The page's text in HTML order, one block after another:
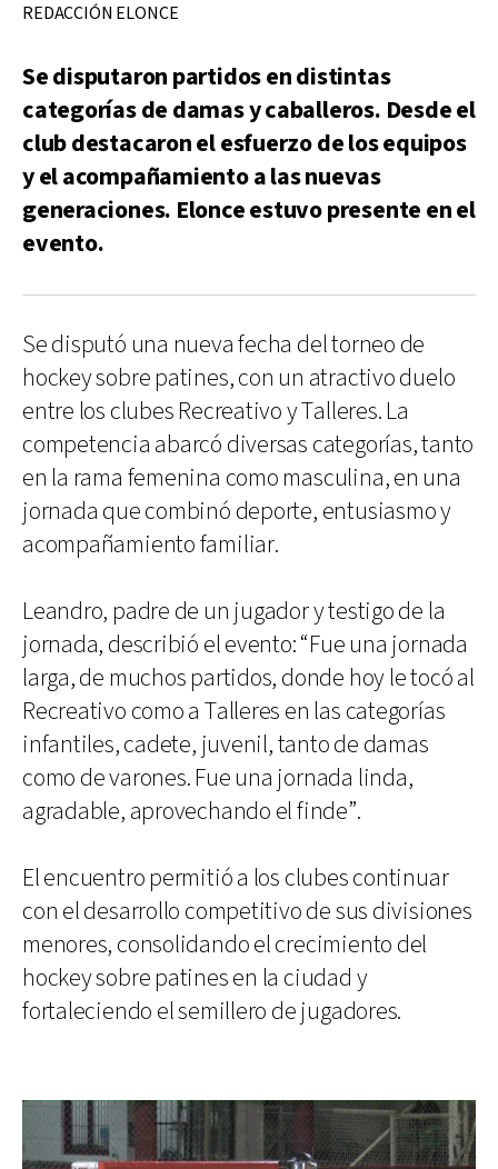
REDACCIÓN ELONCE
Se disputaron partidos en distintas
categorías de damas y caballeros. Desde el
club destacaron el esfuerzo de los equipos
y el acompañamiento a las nuevas
generaciones. Elonce estuvo presente en el
evento.
Se disputó una nueva fecha del torneo de
hockey sobre patines, con un atractivo duelo
entre los clubes Recreativo y Talleres. La
competencia abarcó diversas categorías, tanto
en la rama femenina como masculina, en una
jornada que combinó deporte, entusiasmo y
acompañamiento familiar.
Leandro, padre de un jugador y testigo de la
jornada, describió el evento: “Fue una jornada
larga, de muchos partidos, donde hoy le tocó al
Recreativo como a Talleres en las categorías
infantiles, cadete, juvenil, tanto de damas
como de varones. Fue una jornada linda,
agradable, aprovechando el finde”.
El encuentro permitió a los clubes continuar
con el desarrollo competitivo de sus divisiones
menores, consolidando el crecimiento del
hockey sobre patines en la ciudad y
fortaleciendo el semillero de jugadores.